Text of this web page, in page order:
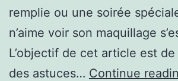
remplie ou une soirée
n’aime voir son maquillage
L’objectif de cet article est
des astuces… Continue